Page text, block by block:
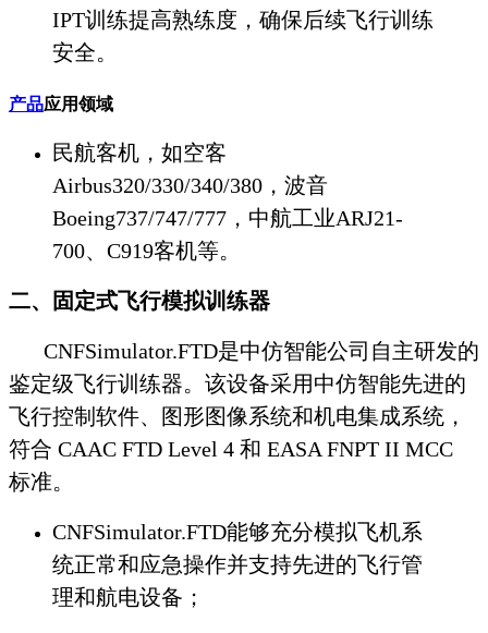
IPT训练提高熟练度，确保后续飞行训练
安全。
产品应用领域
民航客机，如空客
Airbus320/330/340/380，波音
Boeing737/747/777，中航工业ARJ21-
700、C919客机等。
二、 固定式飞行模拟训练器
CNFSimulator.FTD是中仿智能公司自主研发的
鉴定级飞行训练器。该设备采用中仿智能先进的
飞行控制软件、图形图像系统和机电集成系统，
符合 CAAC FTD Level 4 和 EASA FNPT II MCC
标准。
CNFSimulator.FTD能够充分模拟飞机系
统正常和应急操作并支持先进的飞行管
理和航电设备；